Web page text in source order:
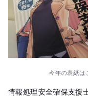
今年の表紙は
情報処理安全確保支援